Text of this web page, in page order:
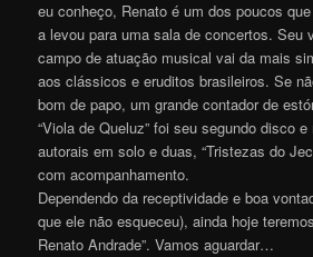
eu conheço, Renato é um dos poucos
a levou para uma sala de concertos. Seu
campo de atuação musical vai da mais
aos clássicos e eruditos brasileiros. Se
bom de papo, um grande contador de
“Viola de Queluz” foi seu segundo disco
autorais em solo e duas, “Tristezas do
com acompanhamento.
Dependendo da receptividade e boa
que ele não esqueceu), ainda hoje
Renato Andrade”. Vamos aguardar…